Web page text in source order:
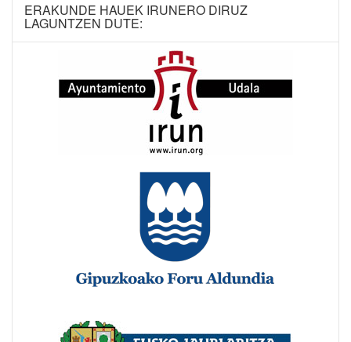
ERAKUNDE HAUEK IRUNERO DIRUZ
LAGUNTZEN DUTE: